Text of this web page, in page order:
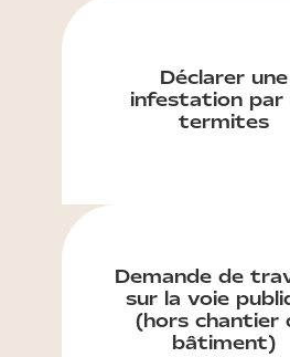
Déclarer une
infestation par
termites
Demande de
sur la voie
(hors chantier
bâtiment)